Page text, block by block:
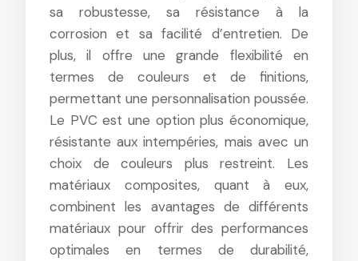
sa robustesse, sa résistance à la
corrosion et sa facilité d’entretien. De
plus, il offre une grande flexibilité en
termes de couleurs et de finitions,
permettant une personnalisation poussée.
Le PVC est une option plus économique,
résistante aux intempéries, mais avec un
choix de couleurs plus restreint. Les
matériaux composites, quant à eux,
combinent les avantages de différents
matériaux pour offrir des performances
optimales en termes de durabilité,